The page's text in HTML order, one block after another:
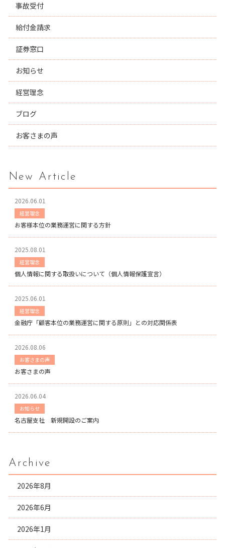
事故受付
給付金請求
証券窓口
お知らせ
経営理念
ブログ
お客さまの声
New Article
2026.06.01
経営理念
お客様本位の業務運営に関する方針
2025.08.01
経営理念
個人情報に関する取扱いについて（個人情報保護宣言）
2025.06.01
経営理念
金融庁「顧客本位の業務運営に関する原則」との対応関係表
2026.08.06
お客さまの声
お客さまの声
2026.06.04
お知らせ
名古屋支社 新規開設のご案内
Archive
2026年8月
2026年6月
2026年1月